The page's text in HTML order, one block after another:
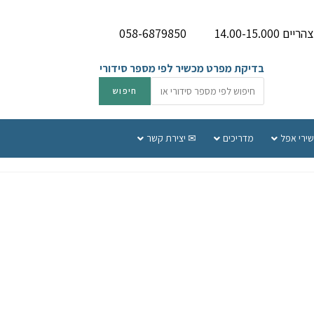
058-6879850
בדיקת מפרט מכשיר לפי מספר סידורי
אפל מדריכים ✉ יצירת קשר